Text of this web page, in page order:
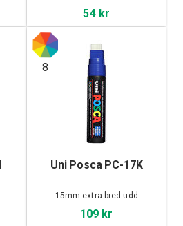
54 kr
8
Uni Posca PC-17K
15mm extra bred udd
109 kr